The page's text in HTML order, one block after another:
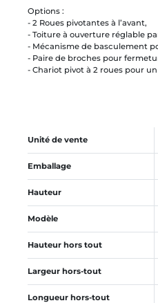
Options :
- 2 Roues pivotantes à l’avant,
- Toiture à ouverture réglable
- Mécanisme de basculement
- Paire de broches pour
- Chariot pivot à 2 roues pour
Unité de vente
Emballage
Hauteur
Modèle
Hauteur hors tout
Largeur hors-tout
Longueur hors-tout